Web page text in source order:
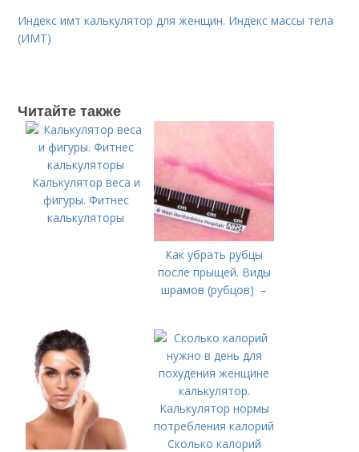
Индекс имт калькулятор для женщин. Индекс массы тела
(ИМТ)
Читайте также
Калькулятор веса и
фигуры. Фитнес
калькуляторы
Как убрать рубцы
после прыщей. Виды
шрамов (рубцов) –
Сколько калорий